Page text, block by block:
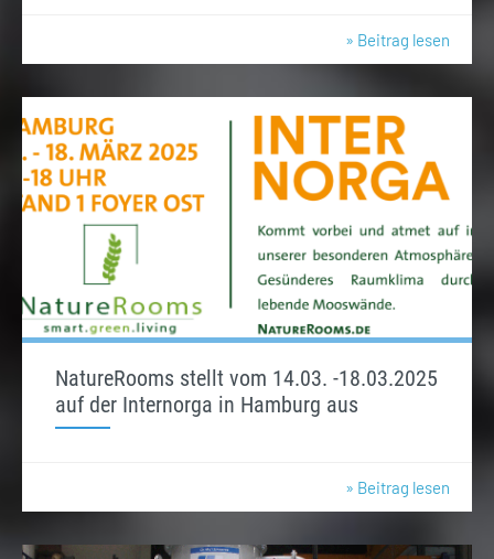
» Beitrag lesen
NatureRooms stellt vom 14.03. -18.03.2025
auf der Internorga in Hamburg aus
» Beitrag lesen